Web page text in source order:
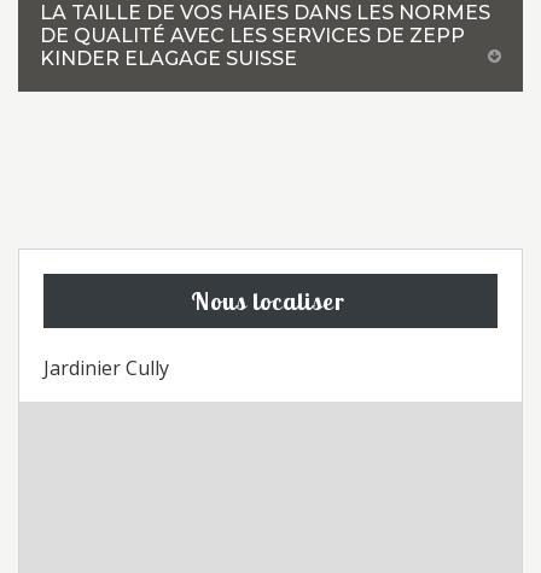
LA TAILLE DE VOS HAIES DANS LES NORMES
DE QUALITÉ AVEC LES SERVICES DE ZEPP
KINDER ELAGAGE SUISSE
Nous localiser
Jardinier Cully